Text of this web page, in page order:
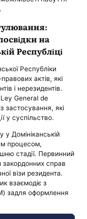
на
Республіці
Республіки
актів, які
і нерезидентів.
General de
застосування, які
у суспільство.
Домініканській
процесом,
стадії. Первинний
закордонних справ
візи резидента.
взаємодіє з
задля оформлення